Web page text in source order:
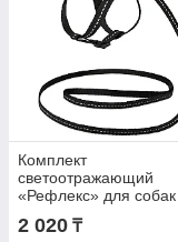
Комплект
светоотражающий
«Рефлекс» для собак
повод 10мм*1,2м
10мм XXS
2 020 ₸